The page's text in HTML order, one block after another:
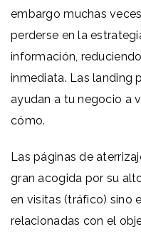
embargo muchas
perderse en la
información,
inmediata. Las landing
ayudan a tu negocio a
cómo.
Las páginas de
gran acogida por su
en visitas (tráfico) sino
relacionadas con el